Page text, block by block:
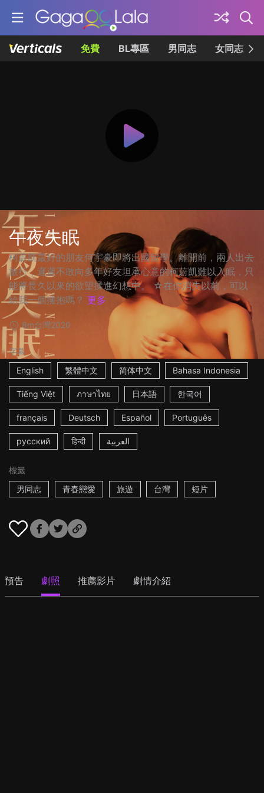
免費 BL專區 男同志 女同志
午夜失眠
柯蔚凱最好的朋友何宇豪即將出國留學。離開前，兩人出去
旅行，遲遲不敢向多年好友坦承心意的柯蔚凱難以入眠，只
能將長久以來的欲望揉進幻想中。 ☆在你消失以前，可以
給我一個擁抱嗎？ 更多
8m台灣2020
字幕
English
繁體中文 简体中文 Bahasa Indonesia
Tiếng Việt ภาษาไทย 日本語 한국어
français Deutsch Español Português
русский हिन्दी العربية
標籤
男同志
青春戀愛 旅遊 台灣 短片
預告 劇照 推薦影片 劇情介紹